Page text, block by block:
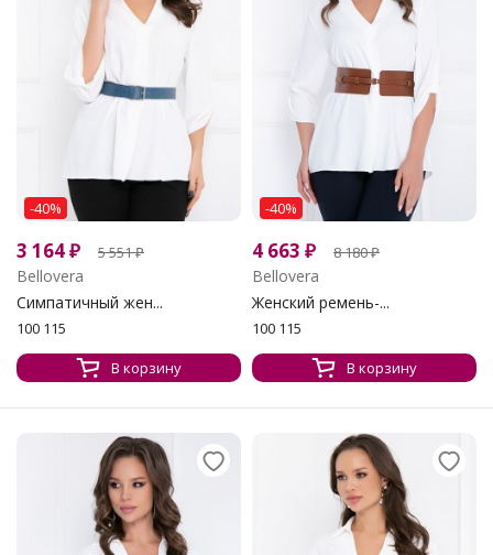
-40%
3 164₽ 5 551₽
Bellovera
Симпатичный жен...
100 115
В корзину
-40%
4 663 ₽ 8 180₽
Bellovera
Женский ремень-...
100 115
В корзину